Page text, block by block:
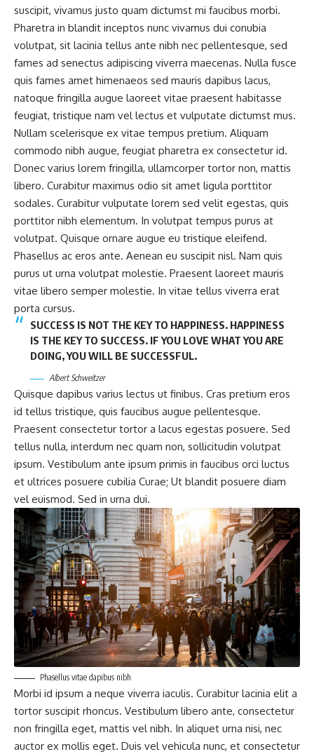
suscipit, vivamus justo quam dictumst mi faucibus morbi.
Pharetra in blandit inceptos nunc vivamus dui conubia
volutpat, sit lacinia tellus ante nibh nec pellentesque, sed
fames ad senectus adipiscing viverra maecenas. Nulla fusce
quis fames amet himenaeos sed mauris dapibus lacus,
natoque fringilla augue laoreet vitae praesent habitasse
feugiat, tristique nam vel lectus et vulputate dictumst mus.
Nullam scelerisque ex vitae tempus pretium. Aliquam
commodo nibh augue, feugiat pharetra ex consectetur id.
Donec varius lorem fringilla, ullamcorper tortor non, mattis
libero. Curabitur maximus odio sit amet ligula porttitor
sodales. Curabitur vulputate lorem sed velit egestas, quis
porttitor nibh elementum. In volutpat tempus purus at
volutpat. Quisque ornare augue eu tristique eleifend.
Phasellus ac eros ante. Aenean eu suscipit nisl. Nam quis
purus ut urna volutpat molestie. Praesent laoreet mauris
vitae libero semper molestie. In vitae tellus viverra erat
porta cursus.
SUCCESS IS NOT THE KEY TO HAPPINESS. HAPPINESS
IS THE KEY TO SUCCESS. IF YOU LOVE WHAT YOU ARE
DOING, YOU WILL BE SUCCESSFUL.
Albert Schweitzer
Quisque dapibus varius lectus ut finibus. Cras pretium eros
id tellus tristique, quis faucibus augue pellentesque.
Praesent consectetur tortor a lacus egestas posuere. Sed
tellus nulla, interdum nec quam non, sollicitudin volutpat
ipsum. Vestibulum ante ipsum primis in faucibus orci luctus
et ultrices posuere cubilia Curae; Ut blandit posuere diam
vel euismod. Sed in urna dui.
Phasellus vitae dapibus nibh
Morbi id ipsum a neque viverra iaculis. Curabitur lacinia elit a
tortor suscipit rhoncus. Vestibulum libero ante, consectetur
non fringilla eget, mattis vel nibh. In aliquet urna nisi, nec
auctor ex mollis eget. Duis vel vehicula nunc, et consectetur